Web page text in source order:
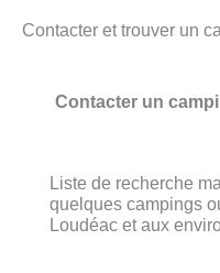
Contacter et trouver un
Contacter un
Liste de recherche
quelques campings
Loudéac et aux